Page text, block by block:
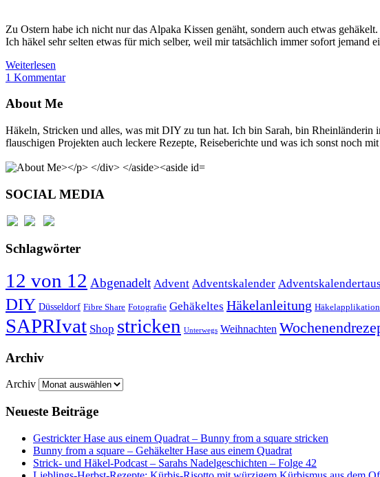
Zu Ostern habe ich nicht nur das Alpaka Kissen genäht, sondern auch etwas
Ich häkel sehr selten etwas für mich selber, weil mir tatsächlich immer sofort
Weiterlesen
1 Kommentar
About Me
Häkeln, Stricken und alles, was mit DIY zu tun hat. Ich bin Sarah, bin
flauschigen Projekten auch leckere Rezepte, Reiseberichte und was ich sonst noch
SOCIAL MEDIA
Schlagwörter
12 von 12 Abgenadelt Advent Adventskalender
DIY Düsseldorf Fibre Share Fotografie Gehäkeltes Häkelanleitung Häkelapplikation
SAPRIvat Shop stricken Unterwegs Weihnachten
Archiv
Archiv
Neueste Beiträge
Gestrickter Hase aus einem Quadrat – Bunny from a square stricken
Bunny from a square – Gehäkelter Hase aus einem Quadrat
Strick- und Häkel-Podcast – Sarahs Nadelgeschichten – Folge 42